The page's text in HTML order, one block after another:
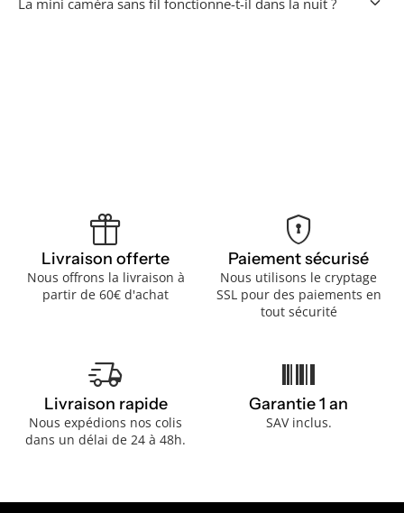
La mini caméra sans fil fonctionne-t-il dans la nuit ?
featured_seasonal_and_gifts
Livraison offerte
Nous offrons la livraison à
partir de 60€ d'achat
encrypted
Paiement sécurisé
Nous utilisons le cryptage
SSL pour des paiements en
tout sécurité
delivery_truck_speed
Livraison rapide
Nous expédions nos colis
dans un délai de 24 à 48h.
barcode
Garantie 1 an
SAV inclus.